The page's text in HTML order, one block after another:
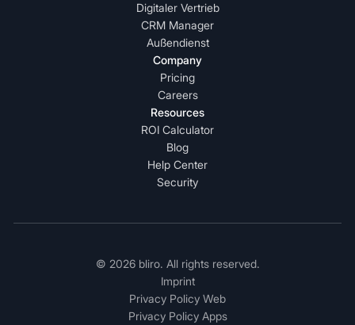
Digitaler Vertrieb
CRM Manager
Außendienst
Company
Pricing
Careers
Resources
ROI Calculator
Blog
Help Center
Security
© 2026 bliro. All rights reserved.
Imprint
Privacy Policy Web
Privacy Policy Apps